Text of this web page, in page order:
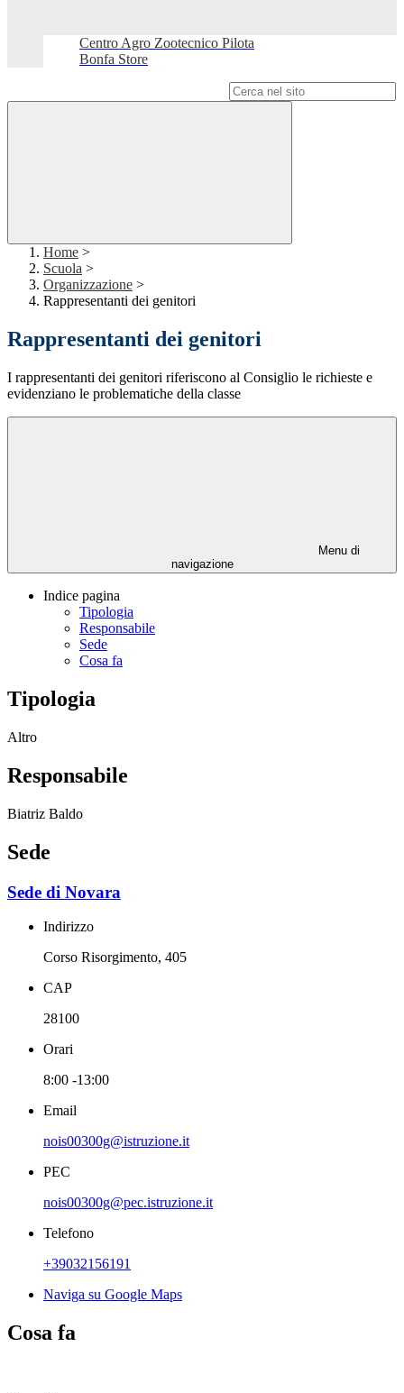
Centro Agro Zootecnico Pilota
Bonfa Store
Home >
Scuola >
Organizzazione >
Rappresentanti dei genitori
Rappresentanti dei genitori
I rappresentanti dei genitori riferiscono al Consiglio le richieste e
evidenziano le problematiche della classe
Menu di
navigazione
Indice pagina
Tipologia
Responsabile
Sede
Cosa fa
Tipologia
Altro
Responsabile
Biatriz Baldo
Sede
Sede di Novara
Indirizzo
Corso Risorgimento, 405
CAP
28100
Orari
8:00 -13:00
Email
nois00300g@istruzione.it
PEC
nois00300g@pec.istruzione.it
Telefono
+39032156191
Naviga su Google Maps
Cosa fa